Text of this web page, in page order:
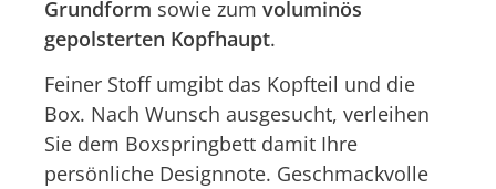
Grundform sowie zum voluminös
gepolsterten Kopfhaupt.
Feiner Stoff umgibt das Kopfteil und die
Box. Nach Wunsch ausgesucht, verleihen
Sie dem Boxspringbett damit Ihre
persönliche Designnote. Geschmackvolle